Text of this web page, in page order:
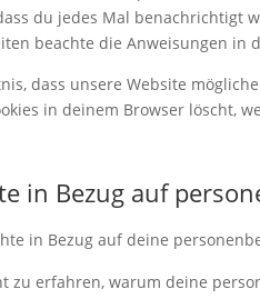
du jedes Mal benachrichtigt
beachte die Anweisungen in
dass unsere Website
in deinem Browser löscht,
in Bezug auf
in Bezug auf deine
zu erfahren, warum deine